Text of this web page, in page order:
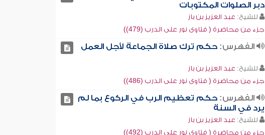
دبر الصلوات المكتوبات
للشيخ: عبد العزيز بن باز
جزء من محاضرة ( فتاوى نور على الدرب (479))
الفهرس: حكم ترك صلاة الجماعة لأجل العمل
للشيخ: عبد العزيز بن باز
جزء من محاضرة ( فتاوى نور على الدرب (486))
الفهرس: حكم تعظيم الرب في الركوع بما لم
يرد في السنة
للشيخ: عبد العزيز بن باز
جزء من محاضرة ( فتاوى نور على الدرب (492))